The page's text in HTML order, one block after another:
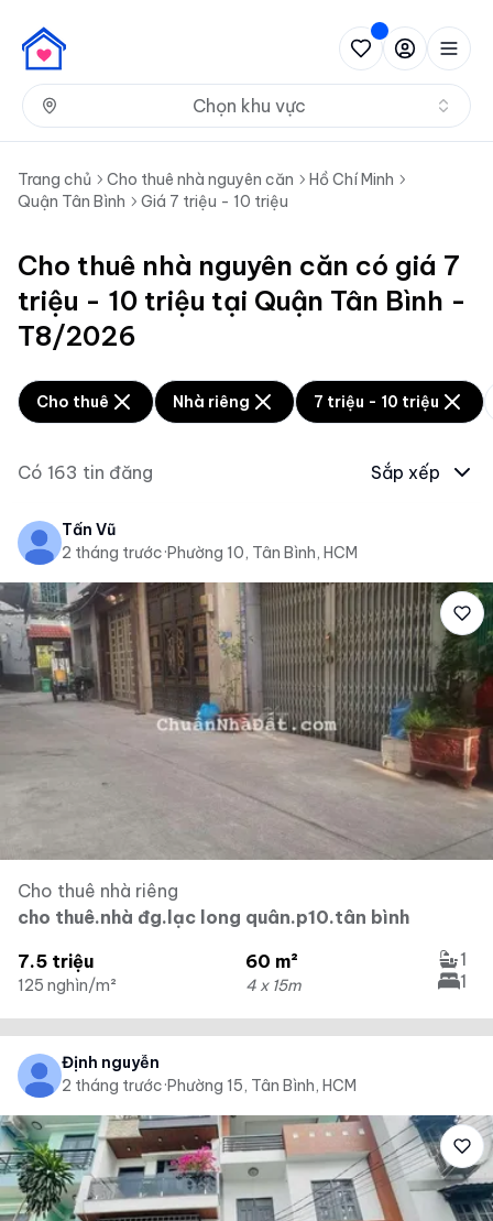
Chọn khu vực
Trang chủ Cho thuê nhà nguyên căn
Hồ Chí Minh
Quận Tân Bình
Giá 7 triệu - 10 triệu
Cho thuê nhà nguyên căn có giá 7
triệu - 10 triệu tại Quận Tân Bình -
T8/2026
Cho thuê Nhà riêng 7 triệu - 10 triệu
Có 163 tin đăng Sắp xếp
Tấn Vũ
2 tháng trước·Phường 10, Tân Bình, HCM
Cho thuê nhà riêng
cho thuê.nhà đg.lạc long quân.p10.tân bình
7.5 triệu
125 nghìn/m²
60 m²
4 x 15m
1
1
Định nguyễn
2 tháng trước·Phường 15, Tân Bình, HCM